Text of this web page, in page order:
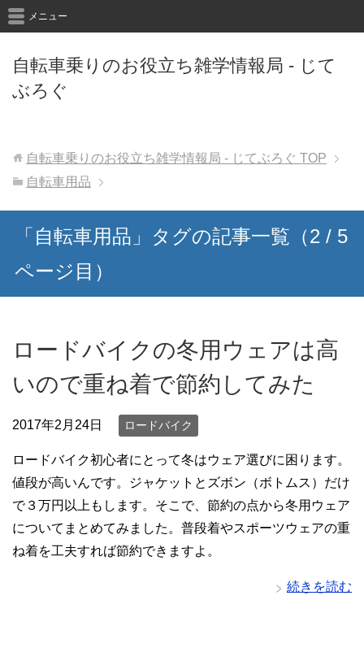
自転車乗りのお役立ち雑学情報局 - じて
ぶろぐ
メニュー
自転車乗りのお役立ち雑学情報局 - じてぶろぐ TOP
自転車用品
「自転車用品」タグの記事一覧（2 / 5
ページ目）
ロードバイクの冬用ウェアは高
いので重ね着で節約してみた
2017年2月24日 ロードバイク
ロードバイク初心者にとって冬はウェア選びに困ります。
値段が高いんです。ジャケットとズボン（ボトムス）だけ
で３万円以上もします。そこで、節約の点から冬用ウェア
についてまとめてみました。普段着やスポーツウェアの重
ね着を工夫すれば節約できますよ。
続きを読む